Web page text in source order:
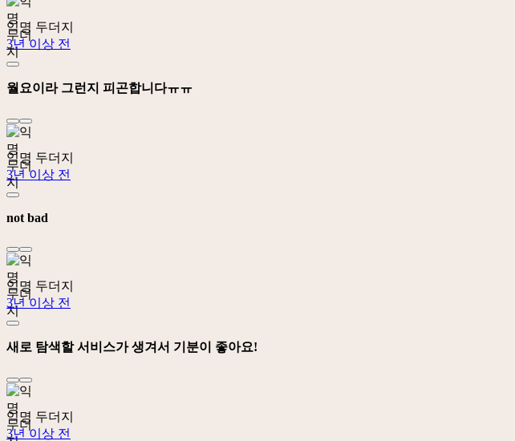
익명 두더지
3년 이상 전
월요이라 그런지 피곤합니다ㅠㅠ
익명 두더지
3년 이상 전
not bad
익명 두더지
3년 이상 전
새로 탐색할 서비스가 생겨서 기분이 좋아요!
익명 두더지
3년 이상 전